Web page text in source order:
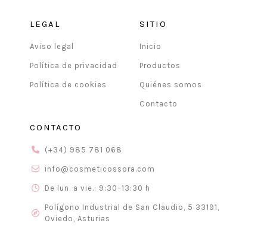
LEGAL
Aviso legal
Política de privacidad
Política de cookies
SITIO
Inicio
Productos
Quiénes somos
Contacto
CONTACTO
(+34) 985 781 068
info@cosmeticossora.com
De lun. a vie.: 9:30–13:30 h
Polígono Industrial de San Claudio, 5 33191,
Oviedo, Asturias